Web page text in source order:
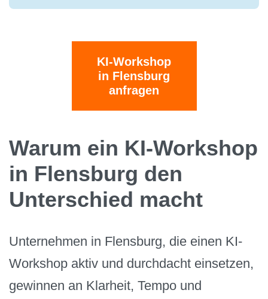
KI-Workshop
in Flensburg
anfragen
Warum ein KI-Workshop
in Flensburg den
Unterschied macht
Unternehmen in Flensburg, die einen KI-
Workshop aktiv und durchdacht einsetzen,
gewinnen an Klarheit, Tempo und